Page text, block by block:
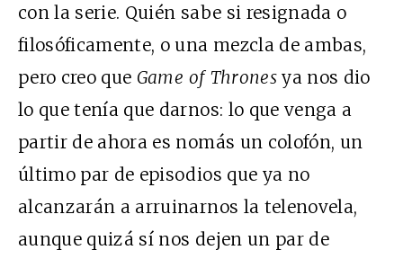
con la serie. Quién sabe si resignada o
filosóficamente, o una mezcla de ambas,
pero creo que Game of Thronesya nos dio
lo que tenía que darnos: lo que venga a
partir de ahora es nomás un colofón, un
último par de episodios que ya no
alcanzarán a arruinarnos la telenovela,
aunque quizá sí nos dejen un par de